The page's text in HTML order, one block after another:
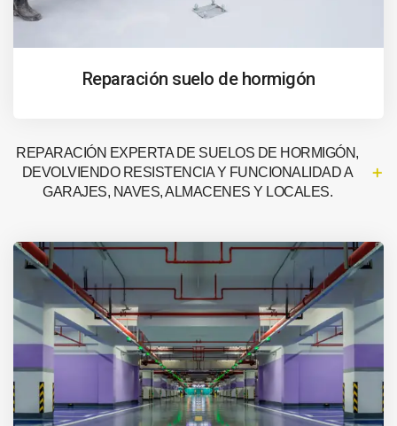
Reparación suelo de hormigón
REPARACIÓN EXPERTA DE SUELOS DE HORMIGÓN,
DEVOLVIENDO RESISTENCIA Y FUNCIONALIDAD A
GARAJES, NAVES, ALMACENES Y LOCALES.